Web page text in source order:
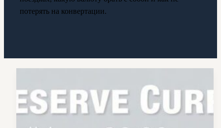
потерять на конвертации.